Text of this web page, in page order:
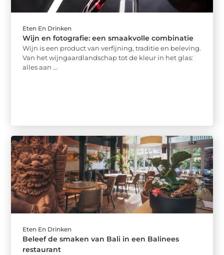
Eten En Drinken
Wijn en fotografie: een smaakvolle combinatie
Wijn is een product van verfijning, traditie en beleving.
Van het wijngaardlandschap tot de kleur in het glas:
alles aan ...
Eten En Drinken
Beleef de smaken van Bali in een Balinees
restaurant